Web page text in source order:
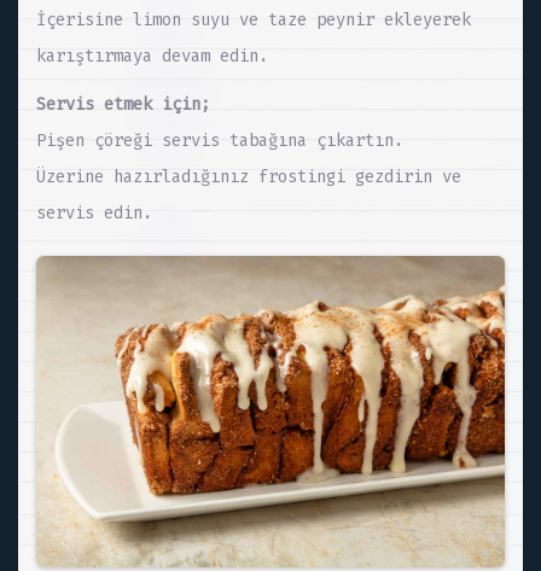
İçerisine limon suyu ve taze peynir ekleyerek
karıştırmaya devam edin.
Servis etmek için;
Pişen çöreği servis tabağına çıkartın.
Üzerine hazırladığınız frostingi gezdirin ve
servis edin.